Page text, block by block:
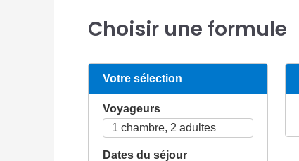
Choisir une formule
Votre sélection
Voyageurs
Dates du séjour